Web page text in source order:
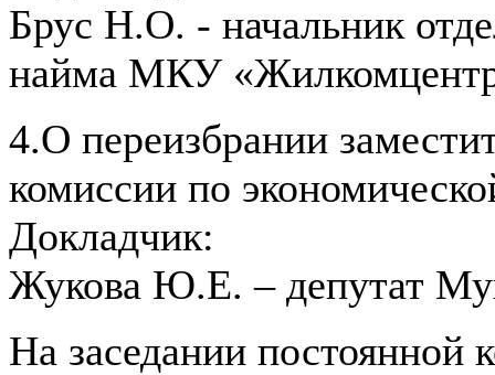
Брус Н.О. - начальник
найма МКУ
4.О переизбрании
комиссии по
Докладчик:
Жукова Ю.Е. – депутат
На заседании постоянной